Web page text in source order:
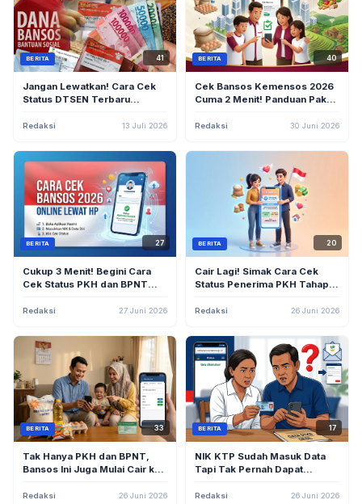
BERITA 41
Jangan Lewatkan! Cara Cek
Status DTSEN Terbaru
Jadwal Pencairan
Redaksi 13 Juli 2026
BERITA 40
Cek Bansos Kemensos 2026
Cuma 2 Menit! Panduan Pakai
Tanpa Ribet
Redaksi 30 Juni 2026
BERITA 27
Cukup 3 Menit! Begini Cara
Cek Status PKH dan BPNT
Redaksi 27 Juni 2026
BERITA 20
Cair Lagi! Simak Cara Cek
Status Penerima PKH Tahap 2
Redaksi 26 Juni 2026
BERITA 33
Tak Hanya PKH dan BPNT,
Bansos Ini Juga Mulai Cair ke
Sekarang!
Redaksi 26 Juni 2026
BERITA 17
NIK KTP Sudah Masuk Data
Tapi Tak Pernah Dapat
Desil dan Ajukan Keberatan
Redaksi 26 Juni 2026